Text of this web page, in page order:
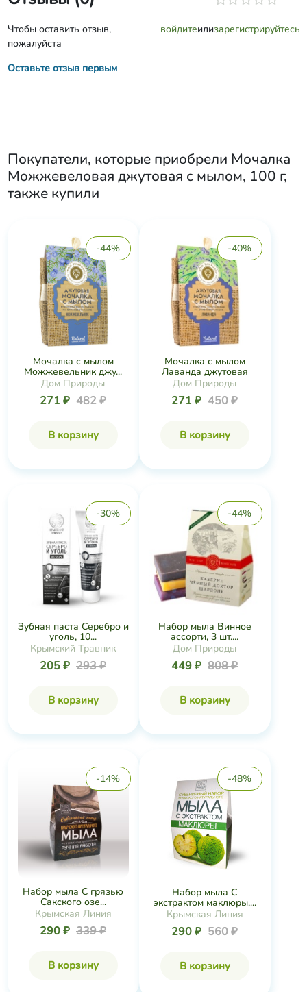
Чтобы оставить отзыв,
пожалуйста
войдитеилизарегистрируйтесь
Оставьте отзыв первым
Покупатели, которые приобрели Мочалка
Можжевеловая джутовая с мылом, 100 г,
также купили
-44%
Мочалка с мылом
Можжевельник джу...
Дом Природы
271 ₽ 482 ₽
В корзину
-40%
Мочалка с мылом
Лаванда джутовая
Дом Природы
271 ₽ 450 ₽
В корзину
-30%
Зубная паста Серебро и
уголь, 10...
Крымский Травник
205 ₽ 293 ₽
В корзину
-44%
Набор мыла Винное
ассорти, 3 шт....
Дом Природы
449 ₽ 808 ₽
В корзину
-14%
Набор мыла С грязью
Сакского озе...
Крымская Линия
290 ₽ 339 ₽
В корзину
-48%
Набор мыла С
экстрактом маклюры,...
Крымская Линия
290 ₽ 560 ₽
В корзину